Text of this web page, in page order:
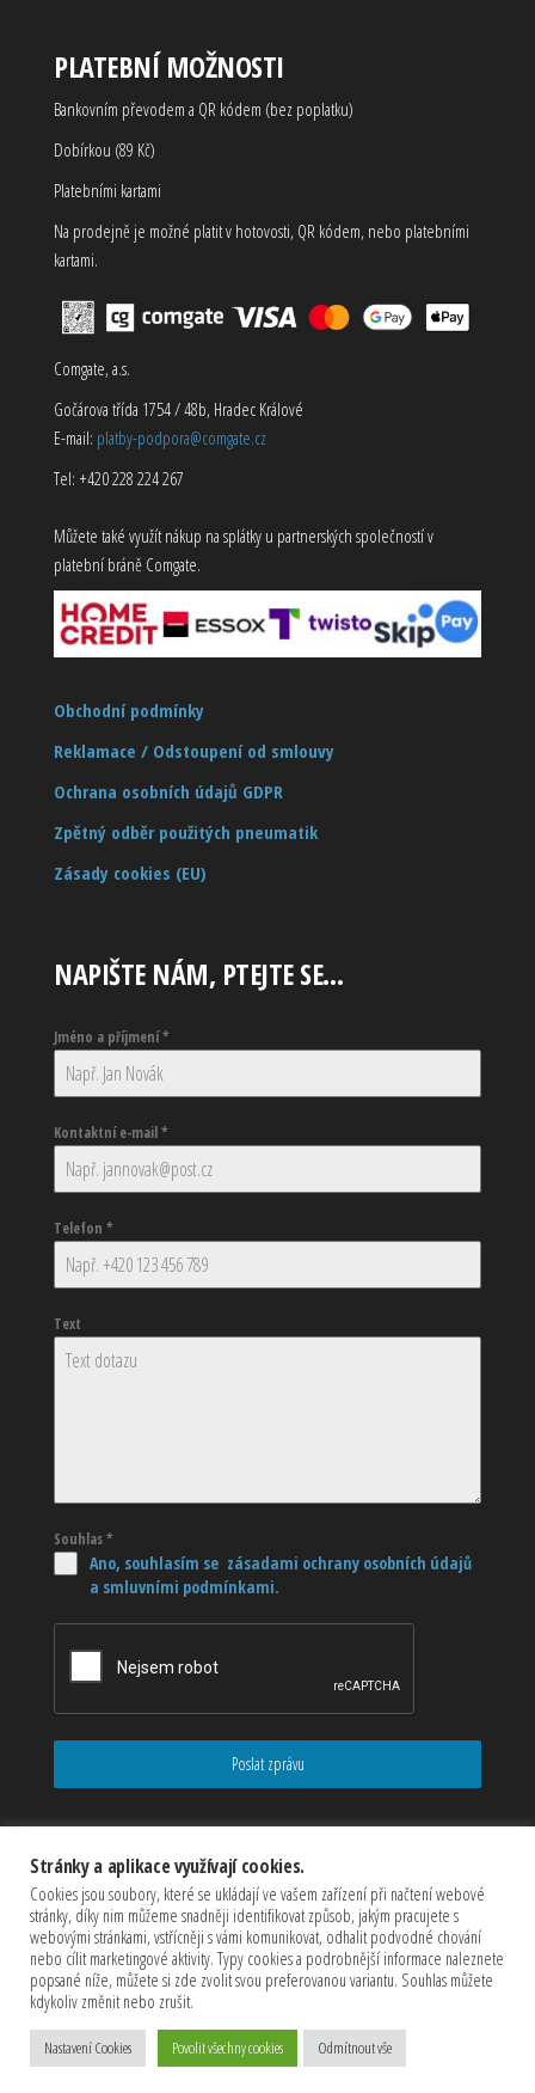
PLATEBNÍ MOŽNOSTI
Bankovním převodem a QR kódem (bez poplatku)
Dobírkou (89 Kč)
Platebními kartami
Na prodejně je možné platit v hotovosti, QR kódem, nebo platebními
kartami.
Comgate, a.s.
Gočárova třída 1754 / 48b, Hradec Králové
E-mail: platby-podpora@comgate.cz
Tel: +420 228 224 267
Můžete také využít nákup na splátky u partnerských společností v
platební bráně Comgate.
Obchodní podmínky
Reklamace / Odstoupení od smlouvy
Ochrana osobních údajů GDPR
Zpětný odběr použitých pneumatik
Zásady cookies (EU)
NAPIŠTE NÁM, PTEJTE SE…
Jméno a příjmení*
Kontaktní e-mail*
Telefon *
Text
Souhlas*
Ano, souhlasím se zásadami ochrany osobních údajů
a smluvními podmínkami.
Poslat zprávu
vyhrazena)
Stránky a aplikace využívají cookies.
Cookies jsou soubory, které se ukládají ve vašem zařízení při načtení webové
stránky, díky nim můžeme snadněji identifikovat způsob, jakým pracujete s
webovými stránkami, vstřícněji s vámi komunikovat, odhalit podvodné chování
nebo cílit marketingové aktivity. Typy cookies a podrobnější informace naleznete
popsané níže, můžete si zde zvolit svou preferovanou variantu. Souhlas můžete
kdykoliv změnit nebo zrušit.
Nastavení Cookies Povolit všechny cookies Odmítnout vše